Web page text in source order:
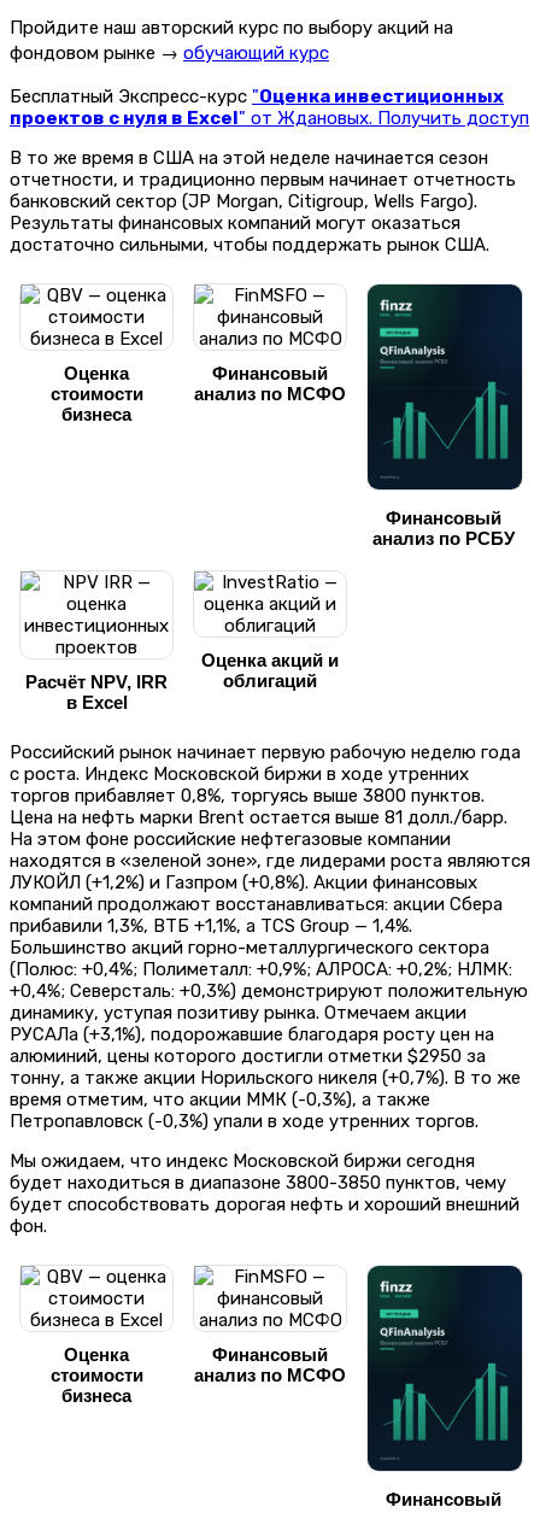
Пройдите наш авторский курс по выбору акций на
фондовом рынке → обучающий курс
Бесплатный Экспресс-курс "Оценка инвестиционных
проектов с нуля в Excel" от Ждановых. Получить доступ
В то же время в США на этой неделе начинается сезон
отчетности, и традиционно первым начинает отчетность
банковский сектор (JP Morgan, Citigroup, Wells Fargo).
Результаты финансовых компаний могут оказаться
достаточно сильными, чтобы поддержать рынок США.
Оценка
стоимости
бизнеса
Финансовый
анализ по МСФО
Финансовый
анализ по РСБУ
Расчёт NPV, IRR
в Excel
Оценка акций и
облигаций
Российский рынок начинает первую рабочую неделю года
с роста. Индекс Московской биржи в ходе утренних
торгов прибавляет 0,8%, торгуясь выше 3800 пунктов.
Цена на нефть марки Brent остается выше 81 долл./барр.
На этом фоне российские нефтегазовые компании
находятся в «зеленой зоне», где лидерами роста являются
ЛУКОЙЛ (+1,2%) и Газпром (+0,8%). Акции финансовых
компаний продолжают восстанавливаться: акции Сбера
прибавили 1,3%, ВТБ +1,1%, а TCS Group — 1,4%.
Большинство акций горно-металлургического сектора
(Полюс: +0,4%; Полиметалл: +0,9%; АЛРОСА: +0,2%; НЛМК:
+0,4%; Северсталь: +0,3%) демонстрируют положительную
динамику, уступая позитиву рынка. Отмечаем акции
РУСАЛа (+3,1%), подорожавшие благодаря росту цен на
алюминий, цены которого достигли отметки $2950 за
тонну, а также акции Норильского никеля (+0,7%). В то же
время отметим, что акции ММК (-0,3%), а также
Петропавловск (-0,3%) упали в ходе утренних торгов.
Мы ожидаем, что индекс Московской биржи сегодня
будет находиться в диапазоне 3800-3850 пунктов, чему
будет способствовать дорогая нефть и хороший внешний
фон.
Оценка
стоимости
бизнеса
Финансовый
анализ по МСФО
Финансовый